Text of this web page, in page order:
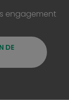
engagement
DE